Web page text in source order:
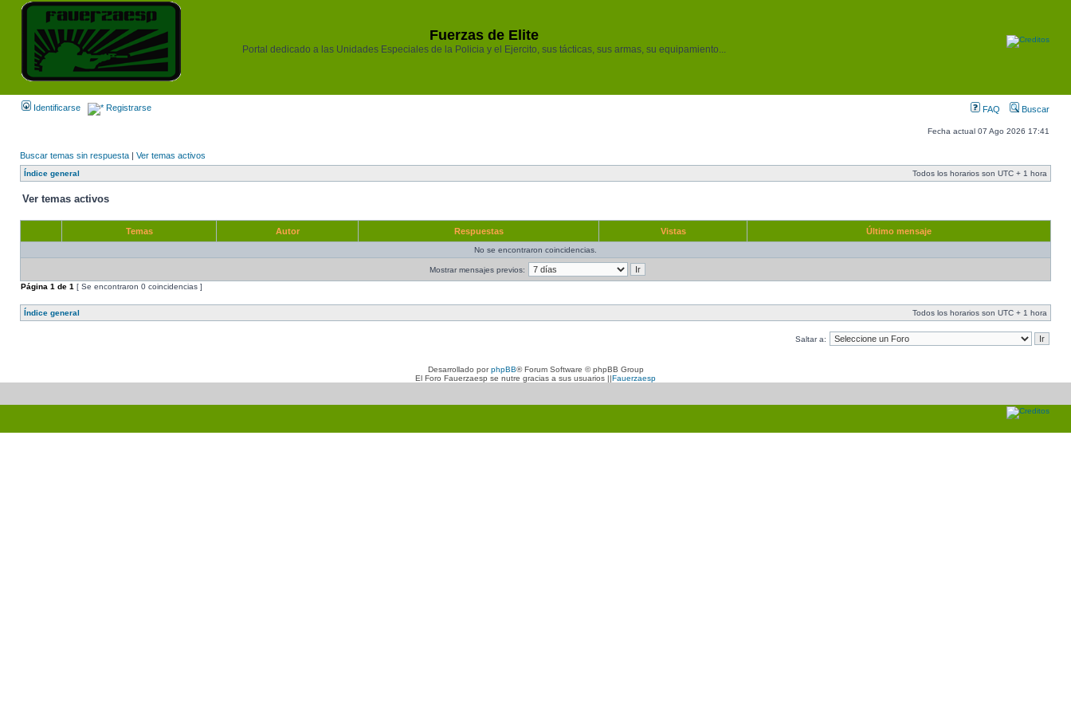
Fuerzas de Elite
Portal dedicado a las Unidades Especiales de la Policia y el Ejercito, sus tácticas, sus armas, su equipamiento...
Identificarse Registrarse FAQ Buscar
Fecha actual 07 Ago 2026 17:41
Buscar temas sin respuesta | Ver temas activos
Índice general Todos los horarios son UTC + 1 hora
Ver temas activos
Temas Autor Respuestas Vistas Último mensaje
No se encontraron coincidencias.
Mostrar mensajes previos:
Página 1 de 1 [ Se encontraron 0 coincidencias ]
Índice general Todos los horarios son UTC + 1 hora
Saltar a:
Desarrollado porphpBB® Forum Software © phpBB Group
El Foro Fauerzaesp se nutre gracias a sus usuarios ||Fauerzaesp